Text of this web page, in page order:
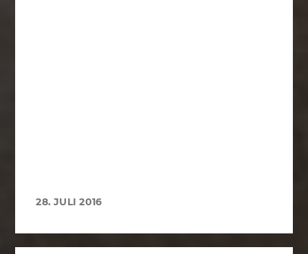
28. JULI 2016